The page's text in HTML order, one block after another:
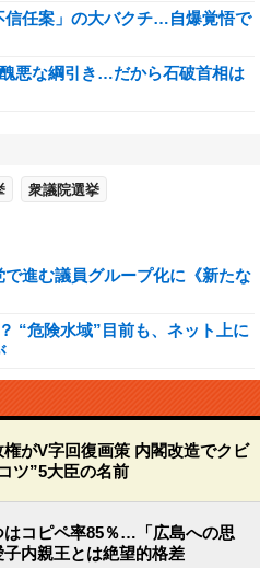
信任案」の大バクチ…自爆覚悟で
悪な綱引き…だから石破首相は
衆議院選挙
進む議員グループ化に《新たな
“危険水域”目前も、ネット上に
がV字回復画策 内閣改造でクビ
ツ”5大臣の名前
はコピペ率85％…「広島への思
内親王とは絶望的格差